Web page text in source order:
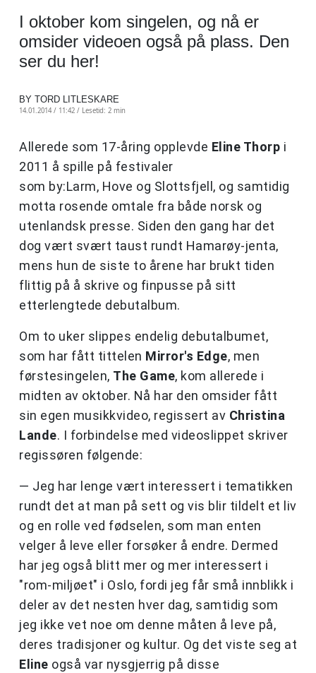
I oktober kom singelen, og nå er
omsider videoen også på plass. Den
ser du her!
BY TORD LITLESKARE
14.01.2014 / 11:42 / Lesetid: 2 min
Allerede som 17-åring opplevde Eline Thorp i
2011 å spille på festivaler
som by:Larm, Hove og Slottsfjell, og samtidig
motta rosende omtale fra både norsk og
utenlandsk presse. Siden den gang har det
dog vært svært taust rundt Hamarøy-jenta,
mens hun de siste to årene har brukt tiden
flittig på å skrive og finpusse på sitt
etterlengtede debutalbum.
Om to uker slippes endelig debutalbumet,
som har fått tittelen Mirror's Edge, men
førstesingelen, The Game, kom allerede i
midten av oktober. Nå har den omsider fått
sin egen musikkvideo, regissert av Christina
Lande. I forbindelse med videoslippet skriver
regissøren følgende:
— Jeg har lenge vært interessert i tematikken
rundt det at man på sett og vis blir tildelt et liv
og en rolle ved fødselen, som man enten
velger å leve eller forsøker å endre. Dermed
har jeg også blitt mer og mer interessert i
"rom-miljøet" i Oslo, fordi jeg får små innblikk i
deler av det nesten hver dag, samtidig som
jeg ikke vet noe om denne måten å leve på,
deres tradisjoner og kultur. Og det viste seg at
Eline også var nysgjerrig på disse